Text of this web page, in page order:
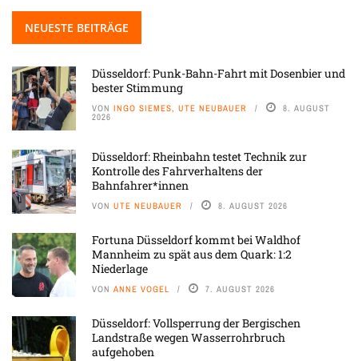
NEUESTE BEITRÄGE
Düsseldorf: Punk-Bahn-Fahrt mit Dosenbier und
bester Stimmung
VON INGO SIEMES, UTE NEUBAUER 8. AUGUST
2026
Düsseldorf: Rheinbahn testet Technik zur
Kontrolle des Fahrverhaltens der
Bahnfahrer*innen
VON UTE NEUBAUER 8. AUGUST 2026
Fortuna Düsseldorf kommt bei Waldhof
Mannheim zu spät aus dem Quark: 1:2
Niederlage
VON ANNE VOGEL 7. AUGUST 2026
Düsseldorf: Vollsperrung der Bergischen
Landstraße wegen Wasserrohrbruch
aufgehoben